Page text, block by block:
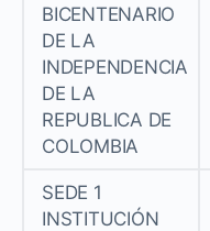
BICENTENARIO
DE LA
INDEPENDENCIA
DE LA
REPUBLICA DE
COLOMBIA
SEDE 1
INSTITUCIÓN